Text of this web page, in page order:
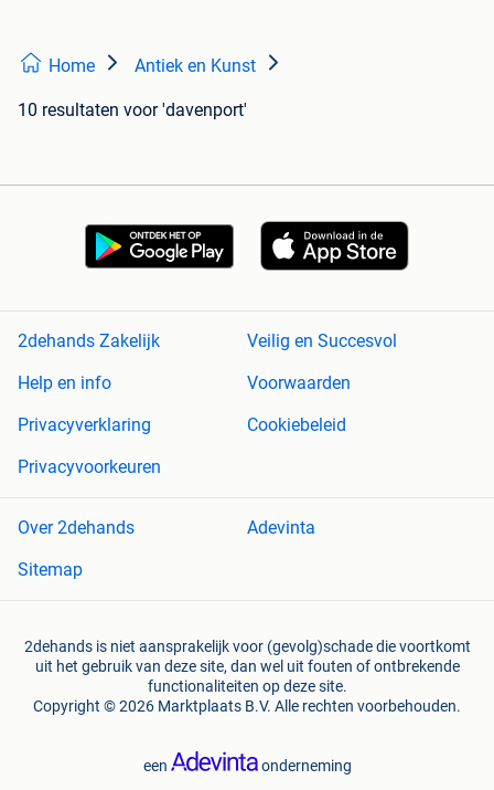
Home Antiek en Kunst
10 resultaten voor 'davenport'
2dehands Zakelijk
Veilig en Succesvol
Help en info
Voorwaarden
Privacyverklaring
Cookiebeleid
Privacyvoorkeuren
Over 2dehands
Adevinta
Sitemap
2dehands is niet aansprakelijk voor (gevolg)schade die voortkomt
uit het gebruik van deze site, dan wel uit fouten of ontbrekende
functionaliteiten op deze site.
Copyright © 2026 Marktplaats B.V. Alle rechten voorbehouden.
een onderneming